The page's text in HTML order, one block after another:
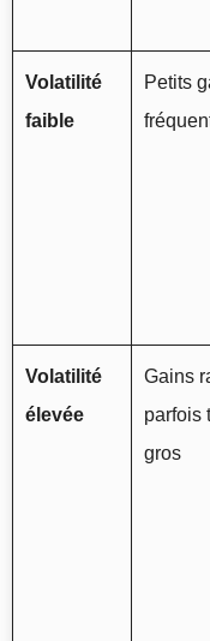
Volatilité
faible
Petits
Volatilité
élevée
Gains
parfois
gros